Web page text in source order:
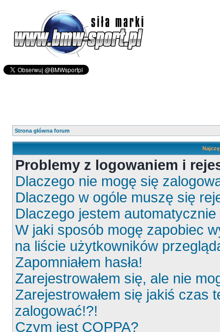
Strona główna forum
Problemy z logowaniem i
Dlaczego nie mogę się
Dlaczego w ogóle muszę się
Dlaczego jestem
W jaki sposób mogę zapobiec
na liście użytkowników
Zapomniałem hasła!
Zarejestrowałem się, ale nie
Zarejestrowałem się jakiś czas
zalogować!?!
Czym jest COPPA?